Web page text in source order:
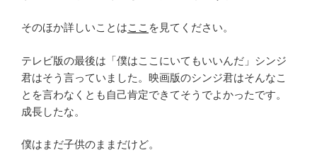
そのほか詳しいことはここ を見てください。
テレビ版の最後は「僕はここにいてもいいんだ」シンジ
君はそう言っていました。映画版のシンジ君はそんなこ
とを言わなくとも自己肯定できてそうでよかったです。
成長したな。
僕はまだ子供のままだけど。